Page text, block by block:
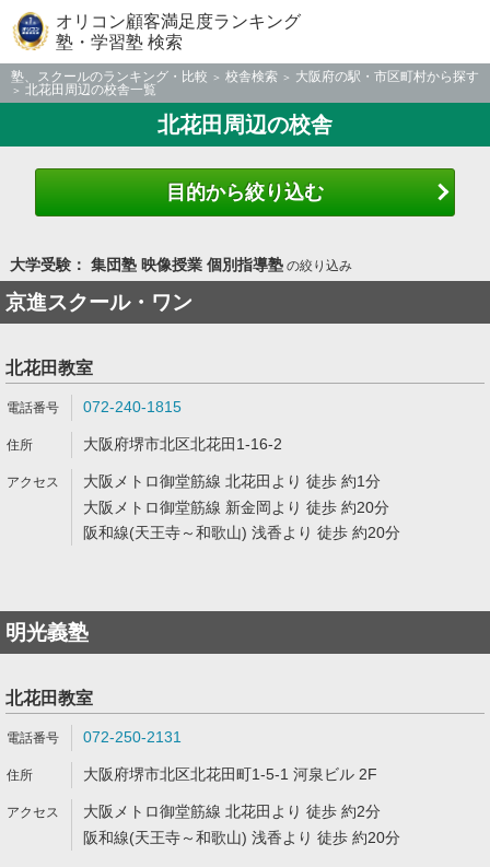
オリコン顧客満足度ランキング
塾・学習塾 検索
塾、スクールのランキング・比較 校舎検索
大阪府の駅・市区町村から探す
北花田周辺の校舎一覧
北花田周辺の校舎
目的から絞り込む
大学受験： 集団塾 映像授業 個別指導塾の絞り込み
京進スクール・ワン
北花田教室
072-240-1815
大阪府堺市北区北花田1-16-2
大阪メトロ御堂筋線 北花田より 徒歩 約1分
大阪メトロ御堂筋線 新金岡より 徒歩 約20分
阪和線(天王寺～和歌山) 浅香より 徒歩 約20分
明光義塾
北花田教室
072-250-2131
大阪府堺市北区北花田町1-5-1 河泉ビル 2F
大阪メトロ御堂筋線 北花田より 徒歩 約2分
阪和線(天王寺～和歌山) 浅香より 徒歩 約20分